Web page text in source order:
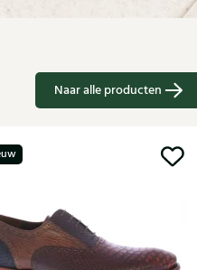
Naar alle producten